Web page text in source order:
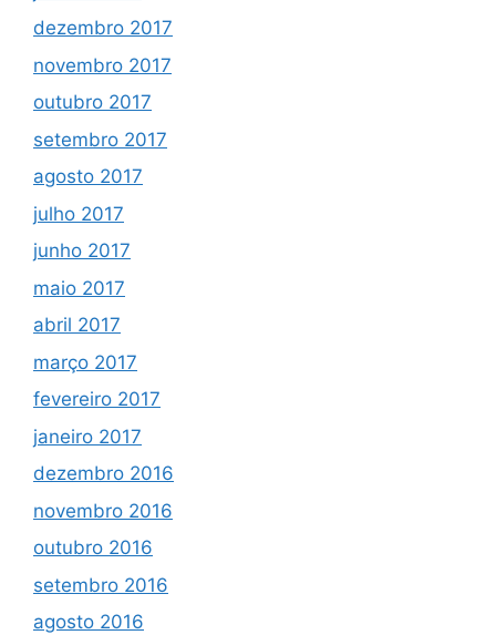
dezembro 2017
novembro 2017
outubro 2017
setembro 2017
agosto 2017
julho 2017
junho 2017
maio 2017
abril 2017
março 2017
fevereiro 2017
janeiro 2017
dezembro 2016
novembro 2016
outubro 2016
setembro 2016
agosto 2016